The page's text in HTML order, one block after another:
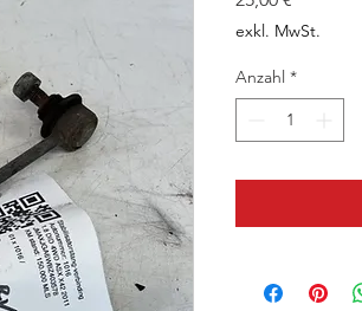
exkl. MwSt.
Anzahl *